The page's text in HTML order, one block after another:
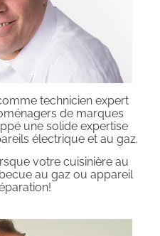
technicien expert
de marques
une solide expertise
électrique et au gaz.
votre cuisinière au
au gaz ou appareil